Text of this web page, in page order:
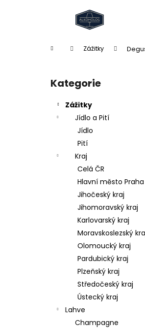
Domů Zážitky
Přeskočit
kategorie
Kategorie
Zážitky
Jídlo a Pití
Jídlo
Pití
Kraj
Celá ČR
Hlavní město Praha
Jihočeský kraj
Jihomoravský kraj
Karlovarský kraj
Moravskoslezský
Olomoucký kraj
Pardubický kraj
Plzeňský kraj
Středočeský kraj
Ústecký kraj
Lahve
Champagne